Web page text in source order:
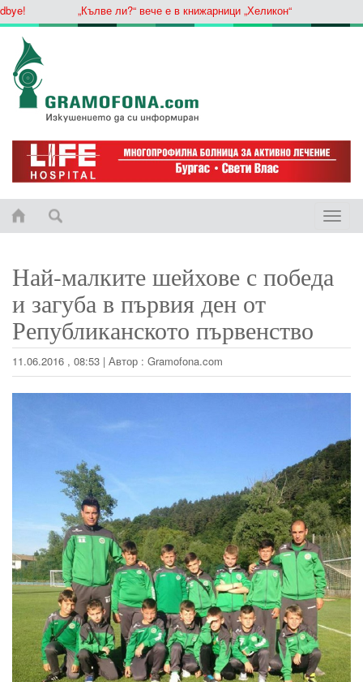
„Кълве ли?“ вече е в книжарници „Хеликон“
Toggle
Най-малките шейхове с победа
и загуба в първия ден от
Републиканското първенство
11.06.2016 , 08:53 | Автор : Gramofona.com